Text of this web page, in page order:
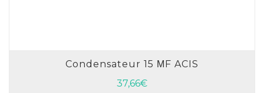
Condensateur 15 ΜF ACIS
37,66€
AJOUTER AU PANIER